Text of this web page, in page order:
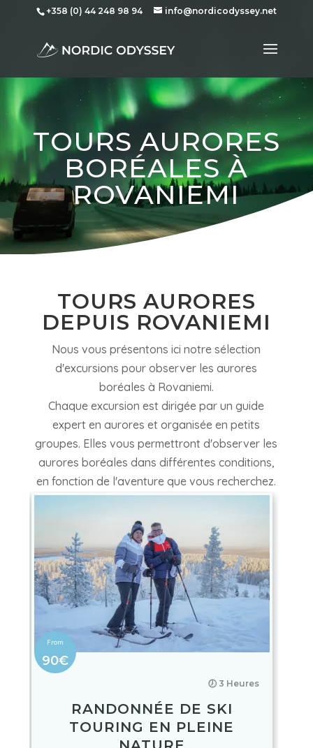
+358 (0) 44 248 98 94 info@nordicodyssey.net
TOURS AURORES
BORÉALES À
ROVANIEMI
TOURS AURORES
DEPUIS ROVANIEMI
Nous vous présentons ici notre sélection
d'excursions pour observer les aurores
boréales à Rovaniemi.
Chaque excursion est dirigée par un guide
expert en aurores et organisée en petits
groupes. Elles vous permettront d'observer les
aurores boréales dans différentes conditions,
en fonction de l'aventure que vous recherchez.
90€
🕖 3 Heures
RANDONNÉE DE SKI
TOURING EN PLEINE